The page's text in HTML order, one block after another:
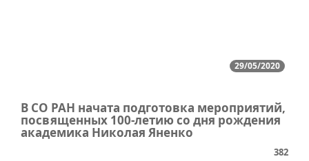
29/05/2020
В СО РАН начата подготовка мероприятий,
посвященных 100-летию со дня рождения
академика Николая Яненко
382